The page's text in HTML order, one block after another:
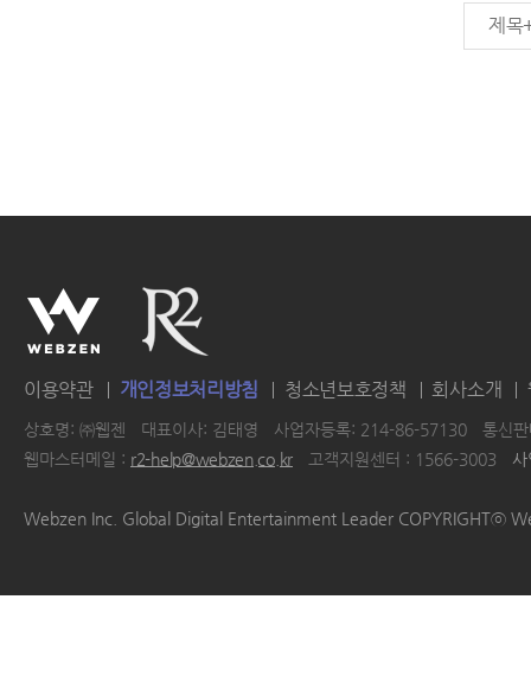
제목
이용약관 개인정보처리방침 청소년보호정책 회사소개
상호명: ㈜웹젠 대표이사: 김태영 사업자등록: 214-86-57130
통신
웹마스터메일 : r2-help@webzen.co.kr 고객지원센터 : 1566-3003
Webzen Inc. Global Digital Entertainment Leader COPYRIGHTⓒ